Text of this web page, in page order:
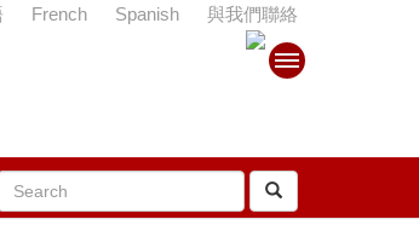
French Spanish 與我們聯絡